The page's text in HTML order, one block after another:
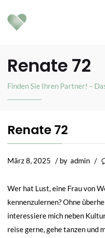
Renate 72
Finden Sie Ihren Partner! –
Renate 72
März 8, 2025 / by admin /
Wer hat Lust, eine Frau von
kennenzulernen? Ohne
interessiere mich neben
reise gerne, gehe tanzen und